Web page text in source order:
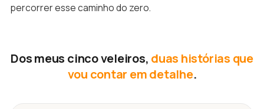
percorrer esse caminho do zero.
Dos meus cinco veleiros, duas histórias que
vou contar em detalhe.